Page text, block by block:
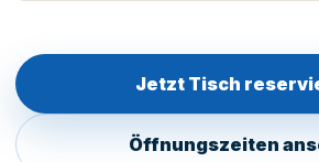
Jetzt Tisch
Öffnungszeiten